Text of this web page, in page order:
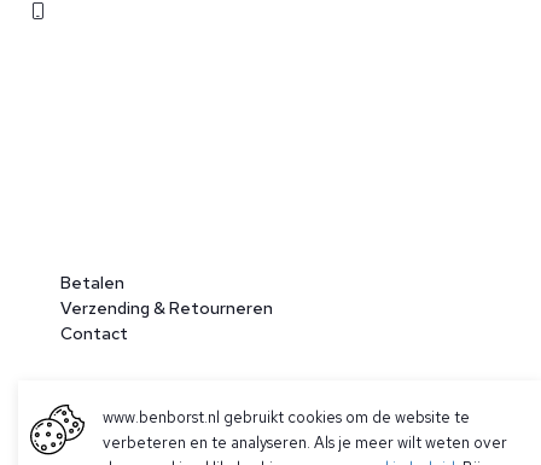
Betalen
Verzending & Retourneren
Contact
www.benborst.nl gebruikt cookies om de website te
verbeteren en te analyseren. Als je meer wilt weten over